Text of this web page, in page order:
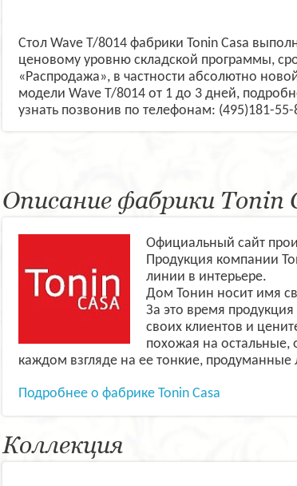
Стол Wave T/8014 фабрики Tonin Casa
ценовому уровню складской программы,
«Распродажа», в частности абсолютно
модели Wave T/8014 от 1 до 3 дней,
узнать позвонив по телефонам: (495)181-55-
Описание фабрики Tonin
Официальный сайт
Продукция компании
линии в интерьере.
Дом Тонин носит имя
За это время
своих клиентов и
похожая на остальные,
каждом взгляде на ее тонкие, продуманные
Подробнее о фабрике Tonin Casa
Коллекция